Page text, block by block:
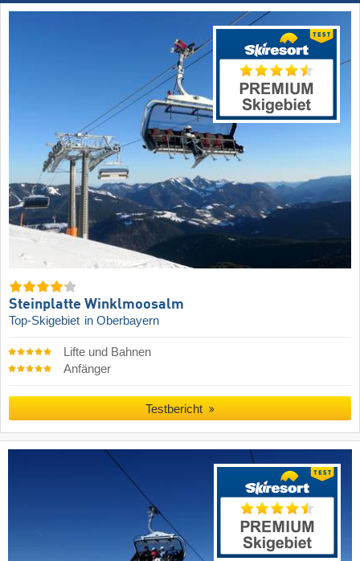
Steinplatte Winklmoosalm
Top-Skigebiet in Oberbayern
Lifte und Bahnen
Anfänger
Testbericht